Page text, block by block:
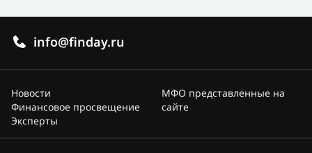
info@finday.ru
Новости
Финансовое просвещение
Эксперты
МФО представленные на
сайте